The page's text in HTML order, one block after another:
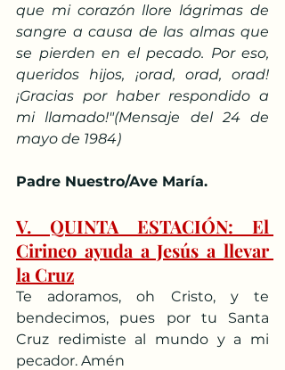
que mi corazón llore lágrimas de
sangre a causa de las almas que
se pierden en el pecado. Por eso,
queridos hijos, ¡orad, orad, orad!
¡Gracias por haber respondido a
mi llamado!"(Mensaje del 24 de
mayo de 1984)
Padre Nuestro/Ave María.
V. QUINTA ESTACIÓN: El
Cirineo ayuda a Jesús a llevar
la Cruz
Te adoramos, oh Cristo, y te
bendecimos, pues por tu Santa
Cruz redimiste al mundo y a mi
pecador. Amén